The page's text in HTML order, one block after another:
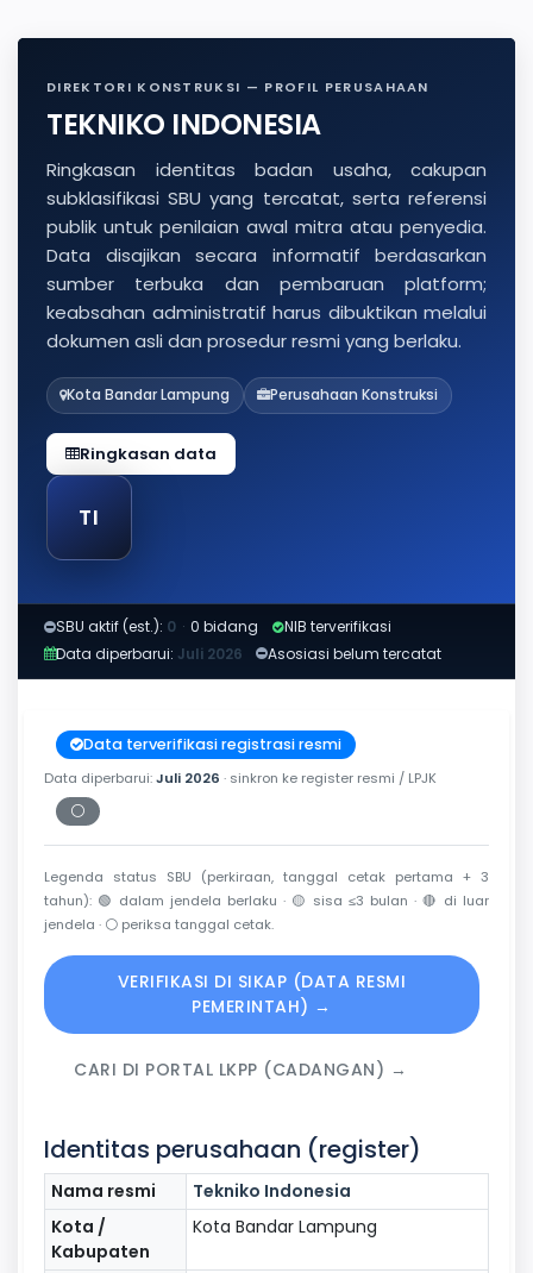
DIREKTORI KONSTRUKSI — PROFIL PERUSAHAAN
TEKNIKO INDONESIA
Ringkasan identitas badan usaha, cakupan
subklasifikasi SBU yang tercatat, serta referensi
publik untuk penilaian awal mitra atau penyedia.
Data disajikan secara informatif berdasarkan
sumber terbuka dan pembaruan platform;
keabsahan administratif harus dibuktikan melalui
dokumen asli dan prosedur resmi yang berlaku.
Kota Bandar Lampung Perusahaan Konstruksi
Ringkasan data
TI
SBU aktif (est.): 0 · 0 bidang
NIB terverifikasi
Data diperbarui: Juli 2026 Asosiasi belum tercatat
Data terverifikasi registrasi resmi
Data diperbarui:Juli 2026 · sinkron ke register resmi / LPJK
⚪
Periksa tanggal cetak
Legenda status SBU (perkiraan, tanggal cetak pertama + 3
tahun): 🟢 dalam jendela berlaku · 🟡 sisa ≤3 bulan · 🔴 di luar
jendela · ⚪ periksa tanggal cetak.
VERIFIKASI DI SIKAP (DATA RESMI
PEMERINTAH) →
CARI DI PORTAL LKPP (CADANGAN) →
Identitas perusahaan (register)
Nama resmi
Tekniko Indonesia
Kota /
Kabupaten
Kota Bandar Lampung